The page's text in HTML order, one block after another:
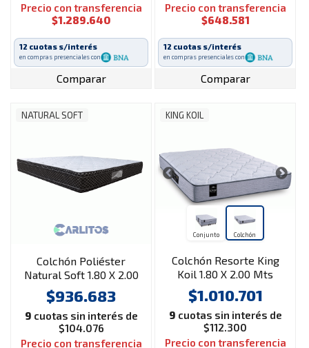
Precio con transferencia
$1.289.640
12 cuotas s/interés
en compras presenciales con
Comparar
Precio con transferencia
$648.581
12 cuotas s/interés
en compras presenciales con
Comparar
NATURAL SOFT
Colchón Poliéster
Natural Soft 1.80 X 2.00
Mts Select Euro Pillow
$936.683
9 cuotas sin interés de
$104.076
Precio con transferencia
KING KOIL
Conjunto Colchón
Colchón Resorte King
Koil 1.80 X 2.00 Mts
Bradley
$1.010.701
9 cuotas sin interés de
$112.300
Precio con transferencia